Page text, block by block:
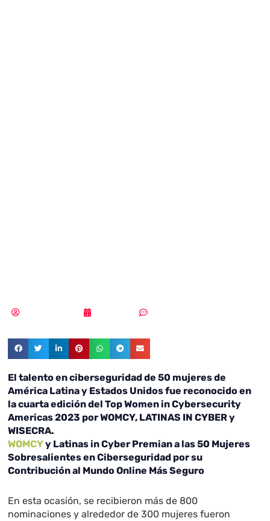
El talento en ciberseguridad de 50 mujeres de
América Latina y Estados Unidos fue reconocido en
la cuarta edición del Top Women in Cybersecurity
Americas 2023 por WOMCY, LATINAS IN CYBER y
WISECRA.
WOMCYy Latinas in Cyber Premian a las 50 Mujeres
Sobresalientes en Ciberseguridad por su
Contribución al Mundo Online Más Seguro
En esta ocasión, se recibieron más de 800
nominaciones y alrededor de 300 mujeres fueron